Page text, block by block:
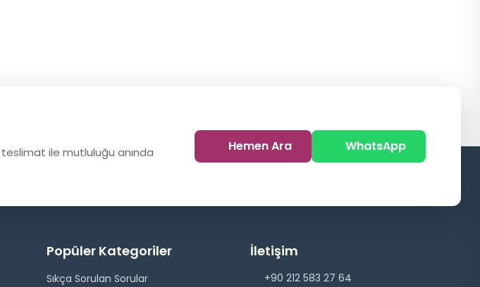
teslimat ile mutluluğu anında
Hemen Ara WhatsApp
Popüler Kategoriler
Sıkça Sorulan Sorular
İletişim
+90 212 583 27 64